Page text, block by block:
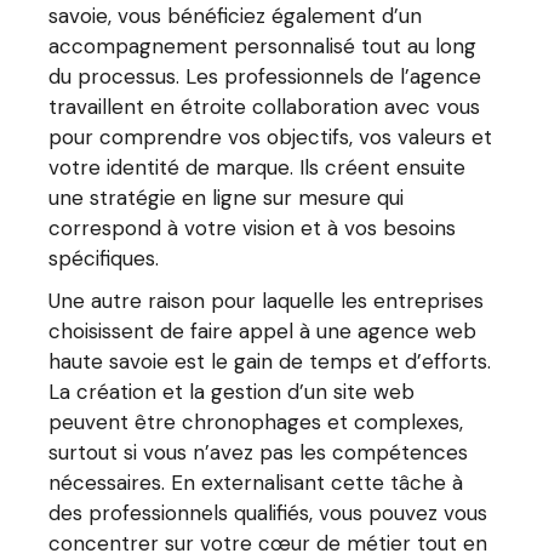
savoie, vous bénéficiez également d’un
accompagnement personnalisé tout au long
du processus. Les professionnels de l’agence
travaillent en étroite collaboration avec vous
pour comprendre vos objectifs, vos valeurs et
votre identité de marque. Ils créent ensuite
une stratégie en ligne sur mesure qui
correspond à votre vision et à vos besoins
spécifiques.
Une autre raison pour laquelle les entreprises
choisissent de faire appel à une agence web
haute savoie est le gain de temps et d’efforts.
La création et la gestion d’un site web
peuvent être chronophages et complexes,
surtout si vous n’avez pas les compétences
nécessaires. En externalisant cette tâche à
des professionnels qualifiés, vous pouvez vous
concentrer sur votre cœur de métier tout en